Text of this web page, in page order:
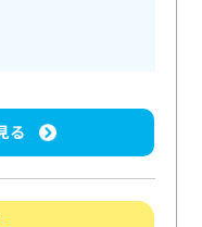
る